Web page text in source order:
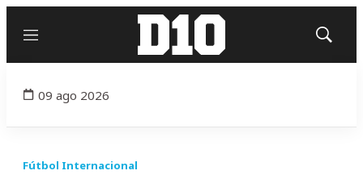
Menú
Mostrar
09 ago 2026
Fútbol Internacional